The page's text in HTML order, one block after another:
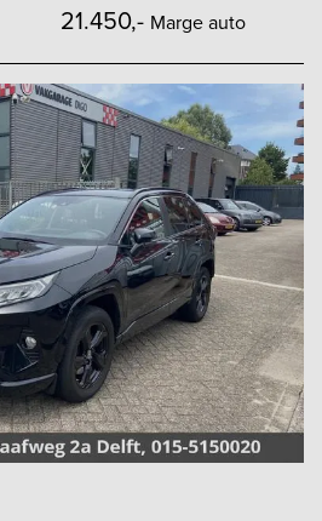
21.450,- Marge auto